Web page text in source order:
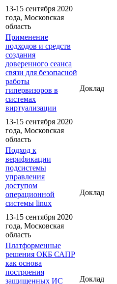
13-15 сентября 2020
года, Московская
область
Применение
подходов и средств
создания
доверенного сеанса
связи для безопасной
работы
гипервизоров в
системах
виртуализации
13-15 сентября 2020
года, Московская
область
Доклад
Подход к
верификации
подсистемы
управления
доступом
операционной
системы linux
13-15 сентября 2020
года, Московская
область
Доклад
Платформенные
решения ОКБ САПР
как основа
построения
защищенных ИС
Доклад